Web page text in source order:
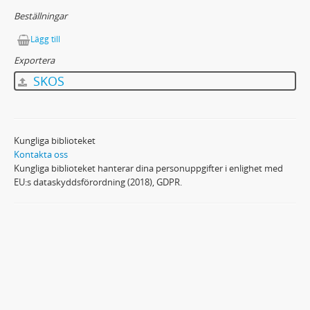
Beställningar
Lägg till
Exportera
SKOS
Kungliga biblioteket
Kontakta oss
Kungliga biblioteket hanterar dina personuppgifter i enlighet med
EU:s dataskyddsförordning (2018), GDPR.